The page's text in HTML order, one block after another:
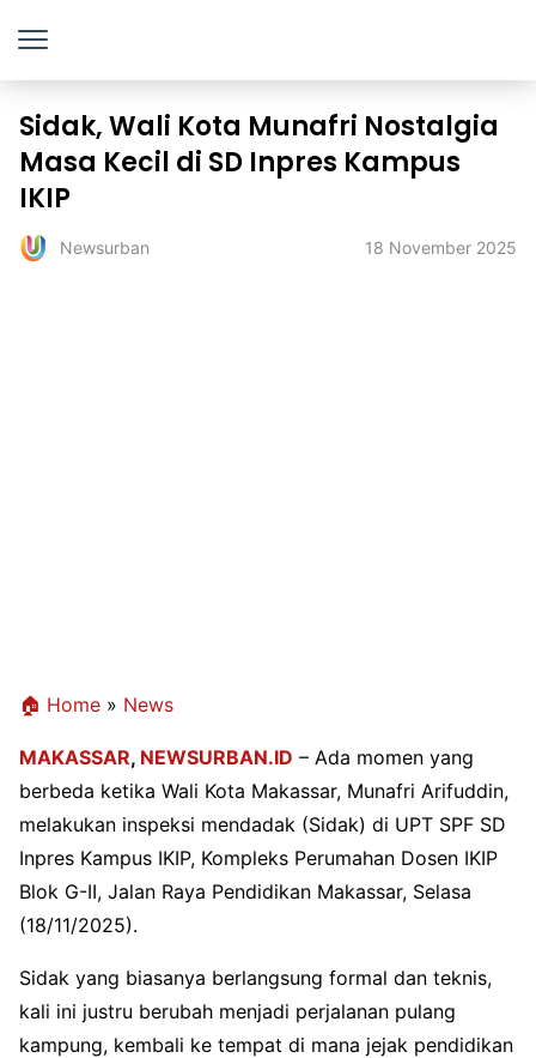
Sidak, Wali Kota Munafri Nostalgia
Masa Kecil di SD Inpres Kampus
IKIP
Newsurban 18 November 2025
🏠 Home » News
MAKASSAR, NEWSURBAN.ID – Ada momen yang
berbeda ketika Wali Kota Makassar, Munafri Arifuddin,
melakukan inspeksi mendadak (Sidak) di UPT SPF SD
Inpres Kampus IKIP, Kompleks Perumahan Dosen IKIP
Blok G-II, Jalan Raya Pendidikan Makassar, Selasa
(18/11/2025).
Sidak yang biasanya berlangsung formal dan teknis,
kali ini justru berubah menjadi perjalanan pulang
kampung, kembali ke tempat di mana jejak pendidikan